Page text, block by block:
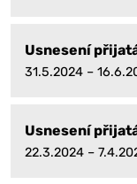
Usnesení
31.5.2024 –
Usnesení
22.3.2024 –